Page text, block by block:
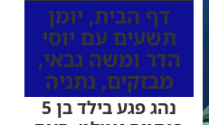
דף הבית,יומן
תשעים עם יוסי
הדר ומשה גבאי,
מבזקים,נתניה
נהג פגע בילד בן 5